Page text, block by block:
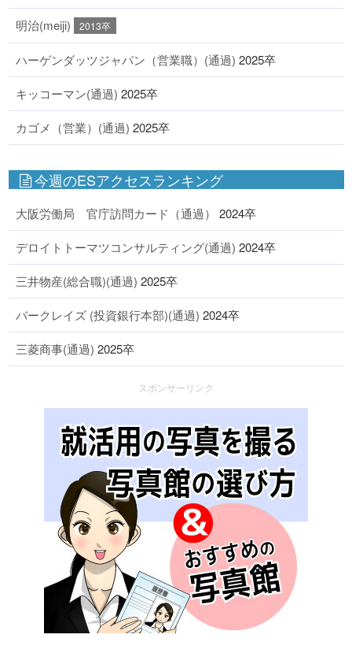
明治(meiji) 2013卒
ハーゲンダッツジャパン（営業職）(通過) 2025卒
キッコーマン(通過) 2025卒
カゴメ（営業）(通過) 2025卒
今週のESアクセスランキング
大阪労働局 官庁訪問カード（通過） 2024卒
デロイトトーマツコンサルティング(通過) 2024卒
三井物産(総合職)(通過) 2025卒
バークレイズ (投資銀行本部)(通過) 2024卒
三菱商事(通過) 2025卒
スポンサーリンク